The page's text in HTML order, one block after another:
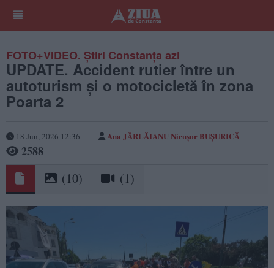
FOTO+VIDEO. Știri Constanța azi
UPDATE. Accident rutier între un
autoturism și o motocicletă în zona
Poarta 2
18 Jun, 2026 12:36 Ana JĂRLĂIANUNicușor BUȘURICĂ
2588
(10) (1)